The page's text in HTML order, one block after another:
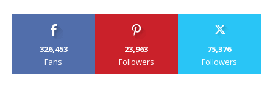
326,453
Fans
23,963
Followers
75,376
Followers